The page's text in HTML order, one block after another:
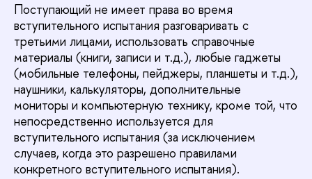
Поступающий не имеет права во время
вступительного испытания разговаривать с
третьими лицами, использовать справочные
материалы (книги, записи и т.д.), любые гаджеты
(мобильные телефоны, пейджеры, планшеты и т.д.),
наушники, калькуляторы, дополнительные
мониторы и компьютерную технику, кроме той, что
непосредственно используется для
вступительного испытания (за исключением
случаев, когда это разрешено правилами
конкретного вступительного испытания).